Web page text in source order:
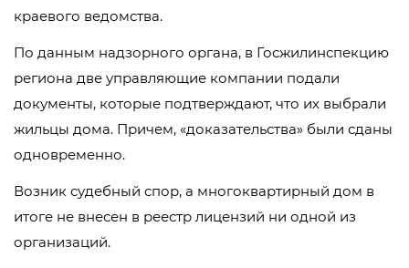
краевого ведомства.
По данным надзорного органа, в Госжилинспекцию
региона две управляющие компании подали
документы, которые подтверждают, что их выбрали
жильцы дома. Причем, «доказательства» были сданы
одновременно.
Возник судебный спор, а многоквартирный дом в
итоге не внесен в реестр лицензий ни одной из
организаций.